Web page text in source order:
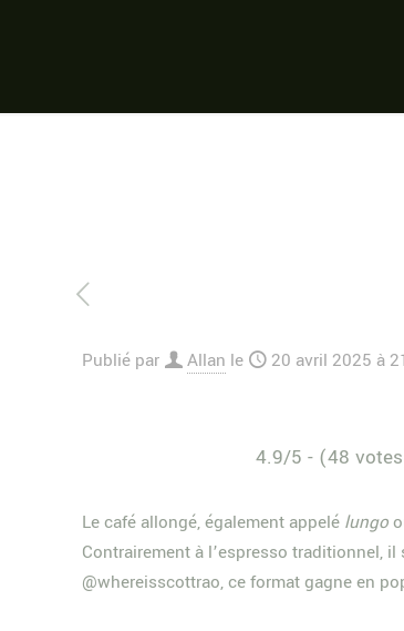
Publié par Allan le 20 avril 2025 à
4.9/5 - (48
Le café allongé, également appelé lungo
Contrairement à l’espresso traditionnel,
@whereisscottrao, ce format gagne en